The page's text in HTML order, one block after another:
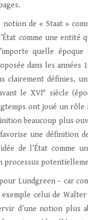
de « Staat »
comme une entité
quelle
dans les
clairement définies,
le XVIe
siècle
ont joué un
beaucoup plus
une définition
de l’État comme
Lundgreen – car
celui de
d’une notion plus